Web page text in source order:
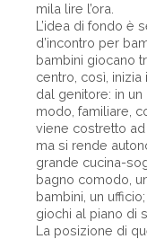
mila lire l’ora.
L’idea di fondo è
d’incontro per
bambini giocano
centro, così,
dal genitore: in
modo, familiare,
viene costretto
ma si rende
grande cucina-
bagno comodo,
bambini, un
giochi al piano di
La posizione di